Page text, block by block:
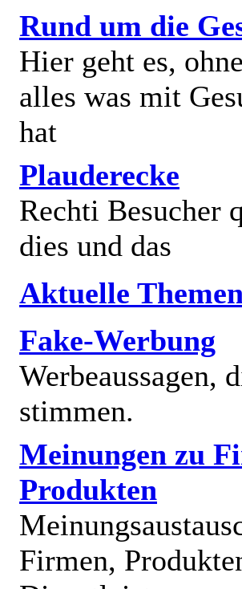
Rund um die
Hier geht es,
alles was mit
hat
Plauderecke
Rechti Besucher
dies und das
Aktuelle
Fake-Werbung
Werbeaussagen,
stimmen.
Meinungen zu
Produkten
Firmen,